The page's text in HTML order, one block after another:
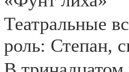
Театральные
роль: Степан,